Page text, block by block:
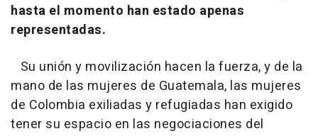
hasta el momento han estado apenas
representadas.
Su unión y movilización hacen la fuerza, y de la
mano de las mujeres de Guatemala, las mujeres
de Colombia exiliadas y refugiadas han exigido
tener su espacio en las negociaciones del